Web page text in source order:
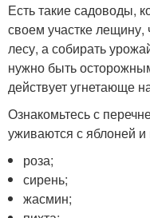
Есть такие садоводы,
своем участке лещину,
лесу, а собирать
нужно быть
действует угнетающе
Ознакомьтесь с
уживаются с яблоней и
роза;
сирень;
жасмин;